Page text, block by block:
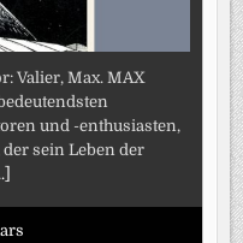
Valier, Max. MAX
und -enthusiasten,
sein Leben der